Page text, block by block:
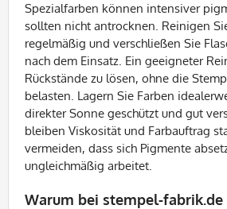
Spezialfarben können intensiver
sollten nicht antrocknen. Reinigen
regelmäßig und verschließen Sie
nach dem Einsatz. Ein geeigneter
Rückstände zu lösen, ohne die
belasten. Lagern Sie Farben
direkter Sonne geschützt und gut
bleiben Viskosität und Farbauftrag
vermeiden, dass sich Pigmente
ungleichmäßig arbeitet.
Warum bei stempel-fabrik.de